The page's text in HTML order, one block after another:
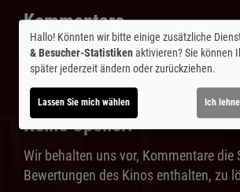
Kommentare
☆☆☆☆☆ 0
Nur den Film bewerten,
Keine Spoiler!
Wir behalten uns vor, Kommentare die
Bewertungen des Kinos enthalten, zu
Hallo! Könnten wir bitte einige zusätzliche
& Besucher-Statistikenaktivieren? Sie können
später jederzeit ändern oder zurückziehen.
Lassen Sie mich wählen Ich